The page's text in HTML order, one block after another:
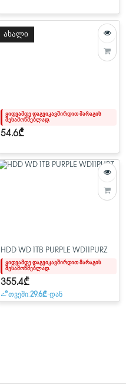
ახალი
ყიდვამდე დაგვიკავშირდით მარაგის
შესამოწმებლად.
54.6₾
HDD WD 1TB PURPLE WD11PURZ
ყიდვამდე დაგვიკავშირდით მარაგის
შესამოწმებლად.
355.4₾
თვეში:29.6₾-დან